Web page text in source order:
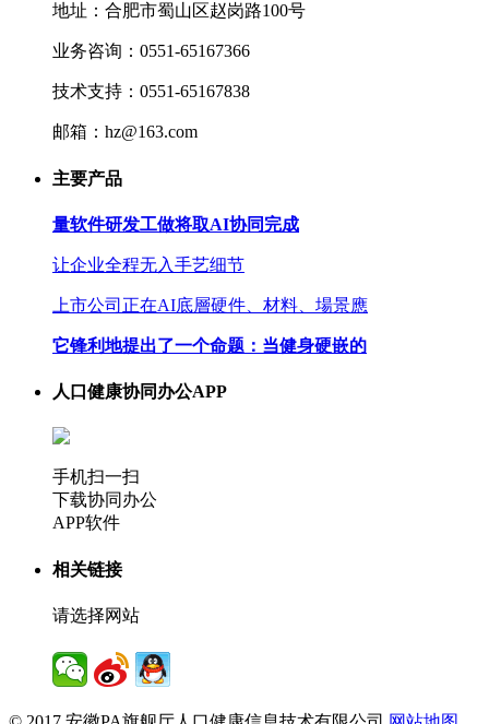
地址：合肥市蜀山区赵岗路100号
业务咨询：0551-65167366
技术支持：0551-65167838
邮箱：hz@163.com
主要产品
量软件研发工做将取AI协同完成
让企业全程无入手艺细节
上市公司正在AI底層硬件、材料、場景應
它锋利地提出了一个命题：当健身硬嵌的
人口健康协同办公APP
手机扫一扫
下载协同办公
APP软件
相关链接
请选择网站